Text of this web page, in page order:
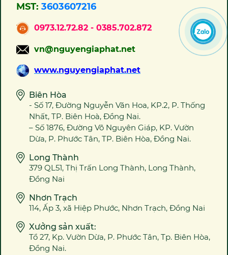
MST: 3603607216
0973.12.72.82 - 0385.702.872
vn@nguyengiaphat.net
www.nguyengiaphat.net
Biên Hòa
- Số 17, Đường Nguyễn Văn Hoa, KP.2, P. Thống
Nhất, TP. Biên Hoà, Đồng Nai.
– Số 1876, Đường Võ Nguyên Giáp, KP. Vườn
Dừa, P. Phước Tân, TP. Biên Hòa, Đồng Nai.
Long Thành
379 QL51, Thị Trấn Long Thành, Long Thành,
Đồng Nai
Nhơn Trạch
114, Ấp 3, xã Hiệp Phước, Nhơn Trạch, Đồng Nai
Xưởng sản xuất:
Tổ 27, Kp. Vườn Dừa, P. Phước Tân, Tp. Biên Hòa,
Đồng Nai.